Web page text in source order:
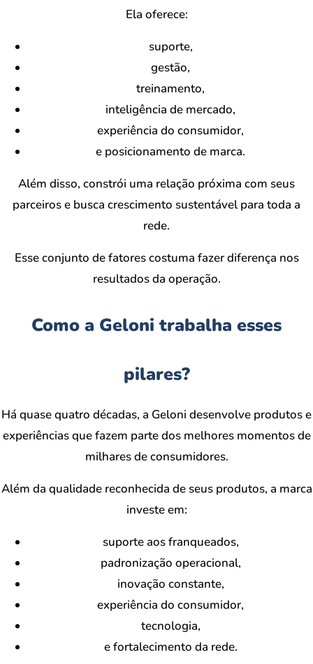
Ela oferece:
suporte,
gestão,
treinamento,
inteligência de mercado,
experiência do consumidor,
e posicionamento de marca.
Além disso, constrói uma relação próxima com seus
parceiros e busca crescimento sustentável para toda a
rede.
Esse conjunto de fatores costuma fazer diferença nos
resultados da operação.
Como a Geloni trabalha esses
pilares?
Há quase quatro décadas, a Geloni desenvolve produtos e
experiências que fazem parte dos melhores momentos de
milhares de consumidores.
Além da qualidade reconhecida de seus produtos, a marca
investe em:
suporte aos franqueados,
padronização operacional,
inovação constante,
experiência do consumidor,
tecnologia,
e fortalecimento da rede.